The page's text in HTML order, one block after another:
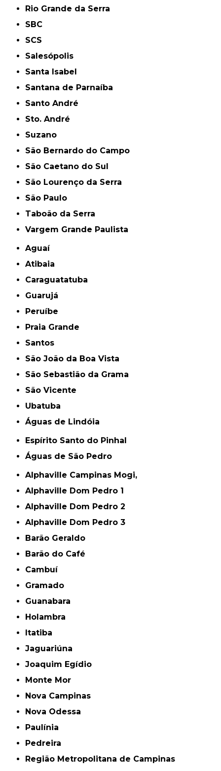
Rio Grande da Serra
SBC
SCS
Salesópolis
Santa Isabel
Santana de Parnaíba
Santo André
Sto. André
Suzano
São Bernardo do Campo
São Caetano do Sul
São Lourenço da Serra
São Paulo
Taboão da Serra
Vargem Grande Paulista
Aguaí
Atibaia
Caraguatatuba
Guarujá
Peruíbe
Praia Grande
Santos
São João da Boa Vista
São Sebastião da Grama
São Vicente
Ubatuba
Águas de Lindóia
Espírito Santo do Pinhal
Águas de São Pedro
Alphaville Campinas Mogi,
Alphaville Dom Pedro 1
Alphaville Dom Pedro 2
Alphaville Dom Pedro 3
Barão Geraldo
Barão do Café
Cambuí
Gramado
Guanabara
Holambra
Itatiba
Jaguariúna
Joaquim Egídio
Monte Mor
Nova Campinas
Nova Odessa
Paulínia
Pedreira
Região Metropolitana de Campinas